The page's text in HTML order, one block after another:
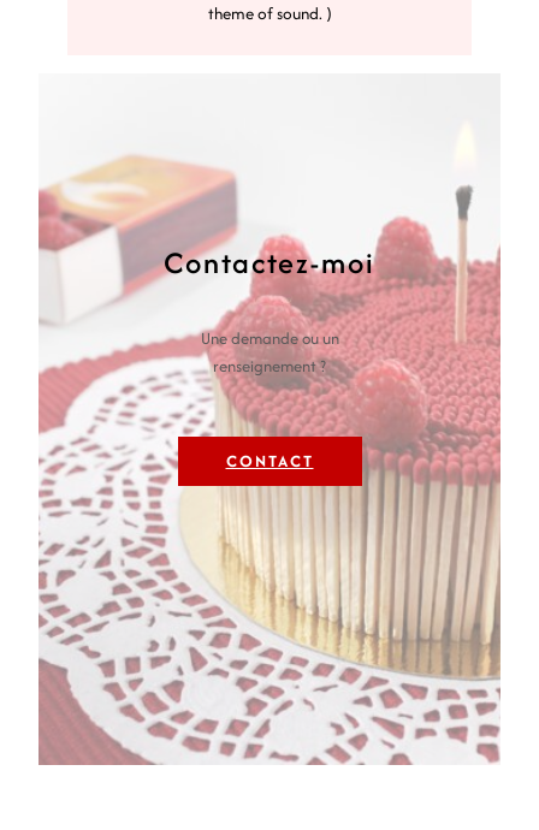
theme of sound. )
Contactez-moi
Une demande ou un
renseignement ?
CONTACT